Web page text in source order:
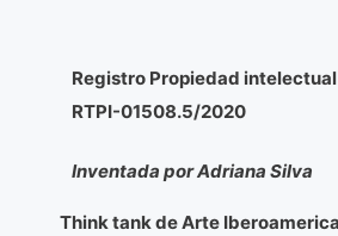
Qué dicen de nosotros?
Aviso legal
Política de cookies
Registro Propiedad
RTPI-01508.5/2020
Inventada por Adriana Silva
Think tank de Arte